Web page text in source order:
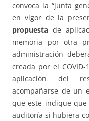
convoca la “junta
en vigor de la
propuesta de
memoria por otra
administración
creada por el
aplicación del
acompañarse de un
que este indique
auditoría si hubiera